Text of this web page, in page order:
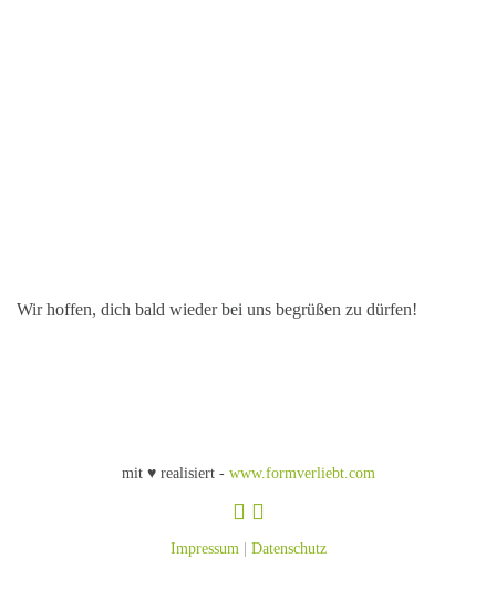
Wir hoffen, dich bald wieder bei uns begrüßen zu dürfen!
mit ♥ realisiert - www.formverliebt.com
Impressum| Datenschutz